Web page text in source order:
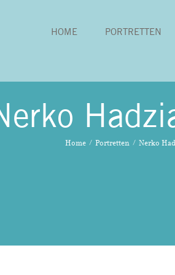
HOME PORTRETTEN
Home Portretten Nerko